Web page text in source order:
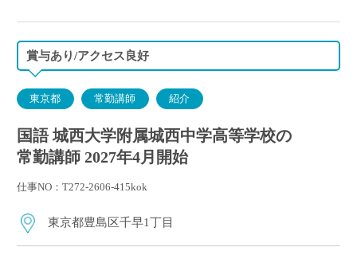
険・厚生年金）、雇用保険、労災保険
賞与あり/アクセス良好
東京都 常勤講師 紹介
国語 城西大学附属城西中学高等学校の
常勤講師 2027年4月開始
仕事NO：T272-2606-415kok
東京都豊島区千早1丁目